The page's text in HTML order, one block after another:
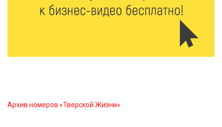
От Твери до Москвы: выставка художника
Владимира Васильева о героях СВО проходит в РГБ
Архив номеров «Тверской Жизни»